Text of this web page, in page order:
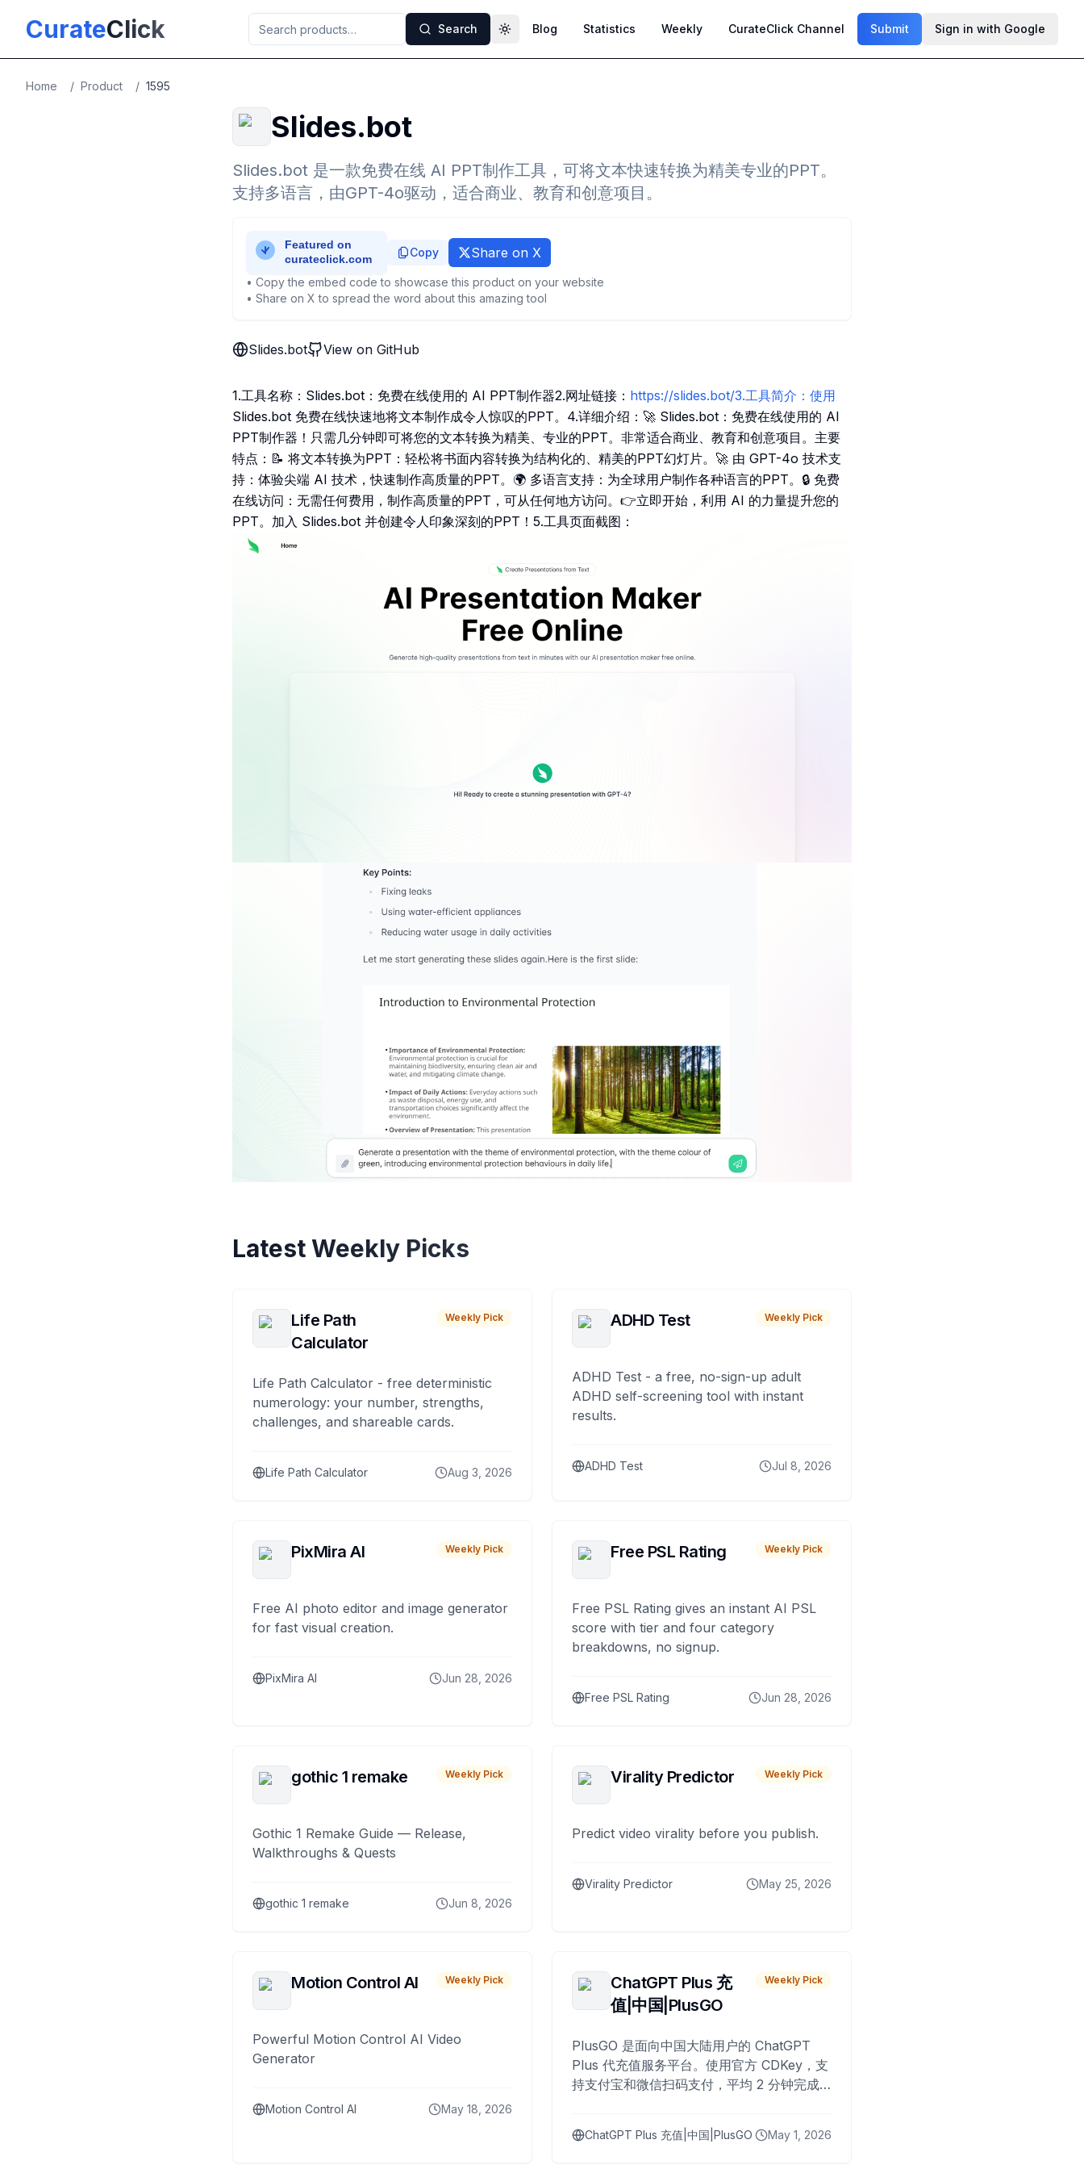
CurateClick Search Toggle theme
Blog Statistics Weekly CurateClick Channel Submit Sign in with Google
Home / Product / 1595
Slides.bot
Slides.bot 是一款免费在线 AI PPT制作工具，可将文本快速转换为精美专业的PPT。
支持多语言，由GPT-4o驱动，适合商业、教育和创意项目。
Copy Share on X
• Copy the embed code to showcase this product on your website
• Share on X to spread the word about this amazing tool
Slides.bot View on GitHub
1.工具名称：Slides.bot：免费在线使用的 AI PPT制作器2.网址链接： https://slides.bot/3.工具简介：使用
Slides.bot 免费在线快速地将文本制作成令人惊叹的PPT。4.详细介绍：🚀 Slides.bot：免费在线使用的 AI
PPT制作器！只需几分钟即可将您的文本转换为精美、专业的PPT。非常适合商业、教育和创意项目。主要
特点：📝 将文本转换为PPT：轻松将书面内容转换为结构化的、精美的PPT幻灯片。🚀 由 GPT-4o 技术支
持：体验尖端 AI 技术，快速制作高质量的PPT。🌍 多语言支持：为全球用户制作各种语言的PPT。🔒 免费
在线访问：无需任何费用，制作高质量的PPT，可从任何地方访问。👉立即开始，利用 AI 的力量提升您的
PPT。加入 Slides.bot 并创建令人印象深刻的PPT！5.工具页面截图：
Latest Weekly Picks
Life Path
Calculator
Weekly Pick
Life Path Calculator - free deterministic
numerology: your number, strengths,
challenges, and shareable cards.
Life Path Calculator Aug 3, 2026
ADHD Test Weekly Pick
ADHD Test - a free, no-sign-up adult
ADHD self-screening tool with instant
results.
ADHD Test Jul 8, 2026
PixMira AI Weekly Pick
Free AI photo editor and image generator
for fast visual creation.
PixMira AI Jun 28, 2026
Free PSL Rating Weekly Pick
Free PSL Rating gives an instant AI PSL
score with tier and four category
breakdowns, no signup.
Free PSL Rating Jun 28, 2026
gothic 1 remake Weekly Pick
Gothic 1 Remake Guide — Release,
Walkthroughs & Quests
gothic 1 remake Jun 8, 2026
Virality Predictor Weekly Pick
Predict video virality before you publish.
Virality Predictor May 25, 2026
Motion Control AI Weekly Pick
Powerful Motion Control AI Video
Generator
Motion Control AI May 18, 2026
ChatGPT Plus 充
值|中国|PlusGO
Weekly Pick
PlusGO 是面向中国大陆用户的 ChatGPT
Plus 代充值服务平台。使用官方 CDKey，支
持支付宝和微信扫码支付，平均 2 分钟完成
ChatGPT Plus 充值|中国|PlusGO May 1, 2026